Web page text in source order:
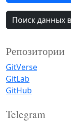
Поиск данных
Репозитории
GitVerse
GitLab
GitHub
Telegram